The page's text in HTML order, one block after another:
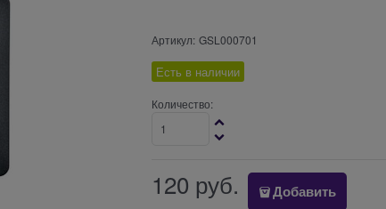
Артикул: GSL000701
Есть в наличии
Количество:
120 руб. Добавить